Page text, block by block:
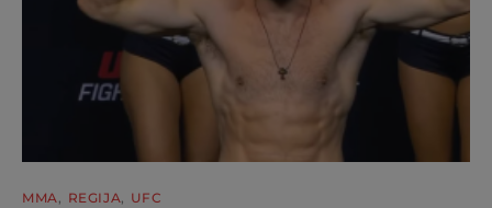
MMA REGIJA UFC